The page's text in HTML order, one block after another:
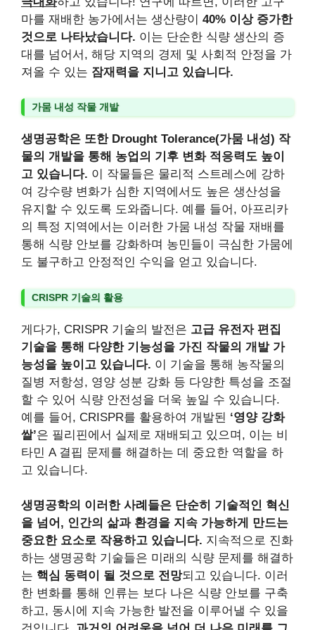
마를 재배한 농가에서는 생산량이 40% 이상 증가한
것으로 나타났습니다. 이는 단순한 식량 생산의 증
대를 넘어서, 해당 지역의 경제 및 사회적 안정을 가
져올 수 있는 잠재력을 지니고 있습니다.
가뭄 내성 작물 개발
생명공학은 또한 Drought Tolerance(가뭄 내성) 작
물의 개발을 통해 농업의 기후 변화 적응력도 높이
고 있습니다. 이 작물들은 물리적 스트레스에 강하
여 강수량 변화가 심한 지역에서도 높은 생산성을
유지할 수 있도록 도와줍니다. 예를 들어, 아프리카
의 특정 지역에서는 이러한 가뭄 내성 작물 재배를
통해 식량 안보를 강화하며 농민들이 극심한 가뭄에
도 불구하고 안정적인 수익을 얻고 있습니다.
CRISPR 기술의 활용
게다가, CRISPR 기술의 발전은 고급 유전자 편집
기술을 통해 다양한 기능성을 가진 작물의 개발 가
능성을 높이고 있습니다. 이 기술을 통해 농작물의
질병 저항성, 영양 성분 강화 등 다양한 특성을 조절
할 수 있어 식량 안전성을 더욱 높일 수 있습니다.
예를 들어, CRISPR를 활용하여 개발된 ‘영양 강화
쌀’은 필리핀에서 실제로 재배되고 있으며, 이는 비
타민 A 결핍 문제를 해결하는 데 중요한 역할을 하
고 있습니다.
생명공학의 이러한 사례들은 단순히 기술적인 혁신
을 넘어, 인간의 삶과 환경을 지속 가능하게 만드는
중요한 요소로 작용하고 있습니다. 지속적으로 진화
하는 생명공학 기술들은 미래의 식량 문제를 해결하
는 핵심 동력이 될 것으로 전망되고 있습니다. 이러
한 변화를 통해 인류는 보다 나은 식량 안보를 구축
하고, 동시에 지속 가능한 발전을 이루어낼 수 있을